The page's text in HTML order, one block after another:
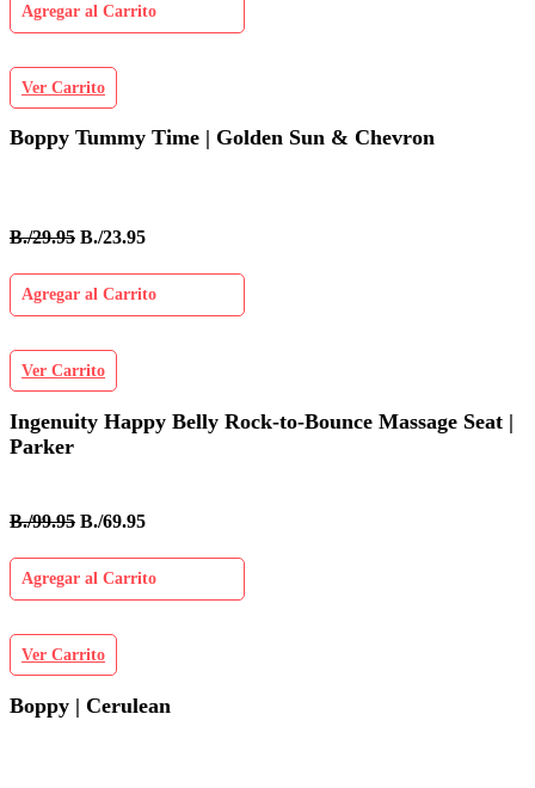
Agregar al Carrito
Ver Carrito
Boppy Tummy Time | Golden Sun & Chevron
B./29.95 B./23.95
Agregar al Carrito
Ver Carrito
Ingenuity Happy Belly Rock-to-Bounce Massage Seat |
Parker
B./99.95 B./69.95
Agregar al Carrito
Ver Carrito
Boppy | Cerulean